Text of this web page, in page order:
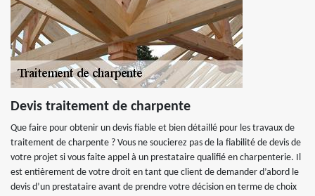
Devis traitement de charpente
Que faire pour obtenir un devis fiable et bien détaillé pour les travaux de
traitement de charpente ? Vous ne soucierez pas de la fiabilité de devis de
votre projet si vous faite appel à un prestataire qualifié en charpenterie. Il
est entièrement de votre droit en tant que client de demander d’abord le
devis d’un prestataire avant de prendre votre décision en terme de choix